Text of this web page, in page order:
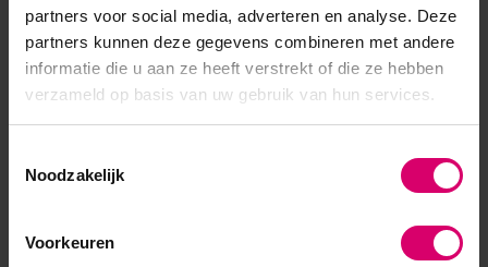
partners voor social media, adverteren en analyse. Deze
partners kunnen deze gegevens combineren met andere
informatie die u aan ze heeft verstrekt of die ze hebben
verzameld op basis van uw gebruik van hun services.
Noodzakelijk
Voorkeuren